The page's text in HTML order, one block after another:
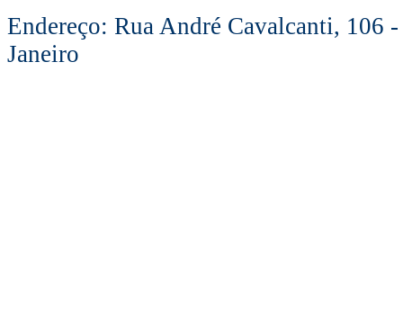
Endereço: Rua André Cavalcanti, 106
Janeiro